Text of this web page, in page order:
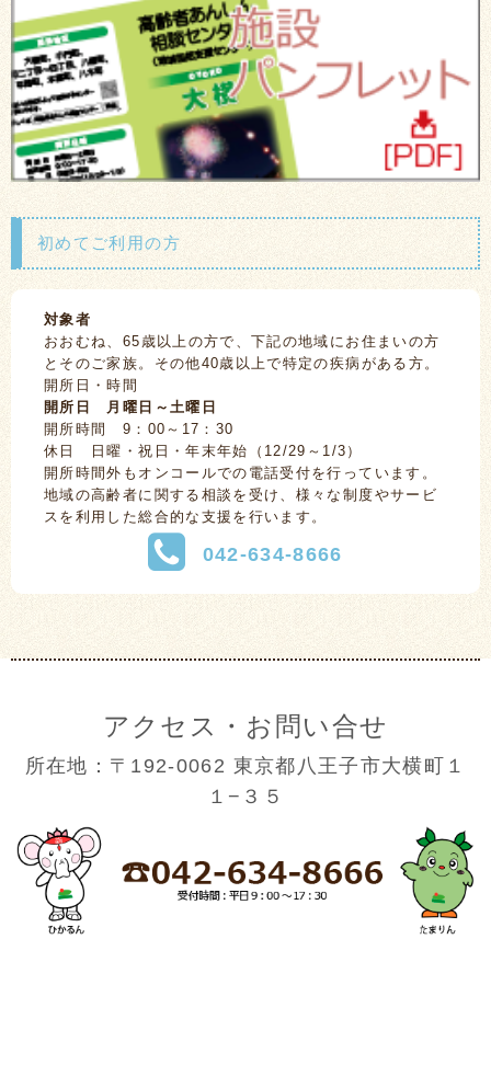
初めてご利用の方
対象者
おおむね、65歳以上の方で、下記の地域にお住まいの方
とそのご家族。その他40歳以上で特定の疾病がある方。
開所日・時間
開所日 月曜日～土曜日
開所時間 9：00～17：30
休日 日曜・祝日・年末年始（12/29～1/3）
開所時間外もオンコールでの電話受付を行っています。
地域の高齢者に関する相談を受け、様々な制度やサービ
スを利用した総合的な支援を行います。
042-634-8666
アクセス・お問い合せ
所在地：〒192-0062 東京都八王子市大横町１
１−３５